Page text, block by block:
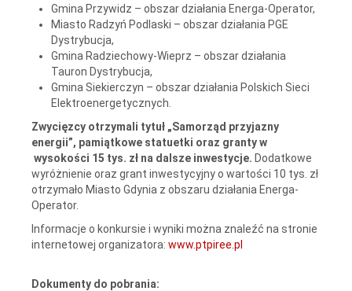
Gmina Przywidz – obszar działania Energa-Operator,
Miasto Radzyń Podlaski – obszar działania PGE
Dystrybucja,
Gmina Radziechowy-Wieprz – obszar działania
Tauron Dystrybucja,
Gmina Siekierczyn – obszar działania Polskich Sieci
Elektroenergetycznych.
Zwycięzcy otrzymali tytuł „Samorząd przyjazny
energii”, pamiątkowe statuetki oraz granty w
wysokości 15 tys. zł na dalsze inwestycje. Dodatkowe
wyróżnienie oraz grant inwestycyjny o wartości 10 tys. zł
otrzymało Miasto Gdynia z obszaru działania Energa-
Operator.
Informacje o konkursie i wyniki można znaleźć na stronie
internetowej organizatora: www.ptpiree.pl
Dokumenty do pobrania: